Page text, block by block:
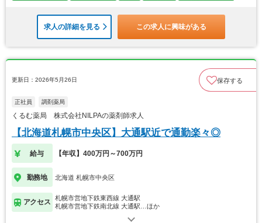
求人の詳細を見る この求人に興味がある
更新日：2026年5月26日 保存する
正社員 調剤薬局
くるむ薬局 株式会社NILPAの薬剤師求人
【北海道札幌市中央区】大通駅近で通勤楽々◎
給与 【年収】400万円～700万円
勤務地 北海道 札幌市中央区
アクセス
札幌市営地下鉄東西線 大通駅
札幌市営地下鉄南北線 大通駅…ほか